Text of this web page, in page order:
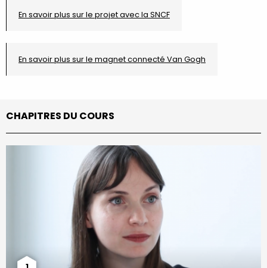
En savoir plus sur le projet avec la SNCF
En savoir plus sur le magnet connecté Van Gogh
CHAPITRES DU COURS